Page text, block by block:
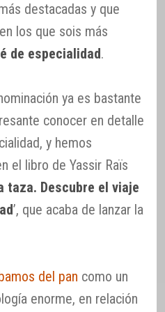
destacadas y que
los que sois más
de especialidad.
ya es bastante
conocer en detalle
y hemos
el libro de Yassir Raïs
taza. Descubre el viaje
’, que acaba de lanzar la
del pan como un
enorme, en relación